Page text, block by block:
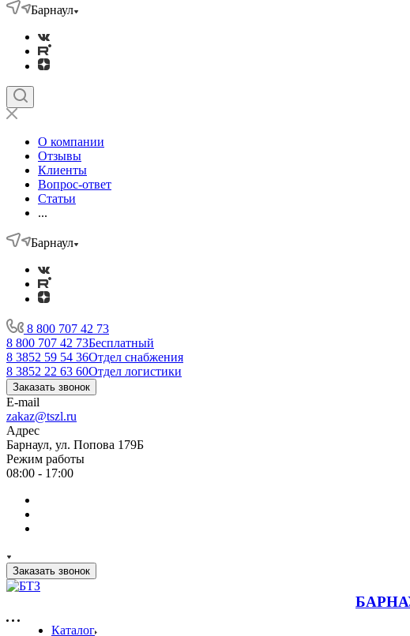
Барнаул
О компании
Отзывы
Клиенты
Вопрос-ответ
Статьи
...
Барнаул
8 800 707 42 73
8 800 707 42 73Бесплатный
8 3852 59 54 36Отдел снабжения
8 3852 22 63 60Отдел логистики
Заказать звонок
E-mail
zakaz@tszl.ru
Адрес
Барнаул, ул. Попова 179Б
Режим работы
08:00 - 17:00
Заказать звонок
Каталог